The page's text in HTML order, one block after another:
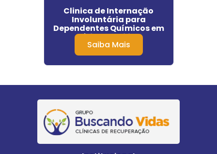
Clinica de Internação
Involuntária para
Dependentes Químicos em
Américo Brasiliense
Saiba Mais